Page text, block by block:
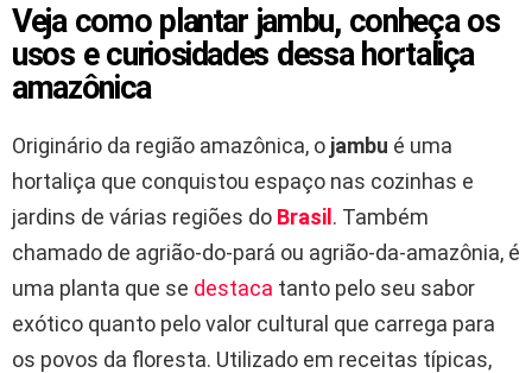
Veja como plantar jambu, conheça os
usos e curiosidades dessa hortaliça
amazônica
Originário da região amazônica, o jambu é uma
hortaliça que conquistou espaço nas cozinhas e
jardins de várias regiões do Brasil . Também
chamado de agrião-do-pará ou agrião-da-amazônia, é
uma planta que se destaca tanto pelo seu sabor
exótico quanto pelo valor cultural que carrega para
os povos da floresta. Utilizado em receitas típicas,